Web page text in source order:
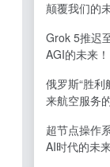
颠覆我们的
Grok 5推迟
AGI的未来！
俄罗斯“胜
来航空服务
超节点操作
AI时代的未